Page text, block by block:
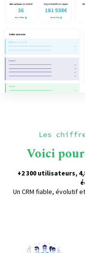
Les
Voici
+2 300 utilisateurs,
Un CRM fiable, évolutif